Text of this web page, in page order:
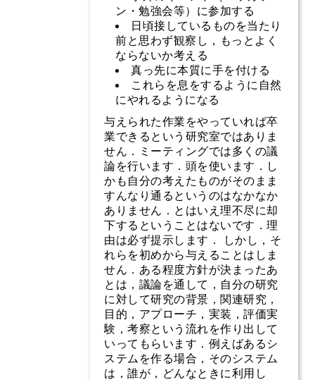
ン・勉強会等）に参加する
日頃接しているものを当たり
前と思わず観察し，もっとよく
ならないか考える
真っ先に本質に手を付ける
これらを息をするように自然
にやれるようになる
与えられた作業をやっていれば卒
業できるという研究室ではありま
せん．ミーティングでは多くの議
論を行います．頭を使います．し
かも自分の考えたものがそのまま
すんなり通るというのはなかなか
ありません．とはいえ理不尽に却
下するということはないです．理
由は必ず提示します． しかし，そ
れらを初めから与えることはしま
せん．ある程度方針が決まったあ
とは，議論を通して，自分の研究
に対して研究の背景，関連研究，
目的，アプローチ，実装，評価実
験，考察という流れを作り出して
いってもらいます．例えばあるシ
ステムを作る場合，そのシステム
は，誰が，どんなときに利用し